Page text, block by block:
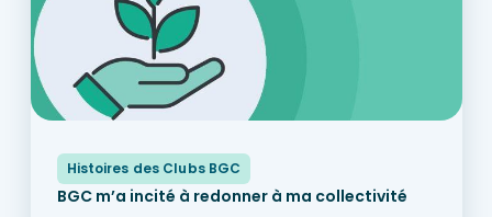
Histoires des Clubs BGC
BGC m’a incité à redonner à ma collectivité